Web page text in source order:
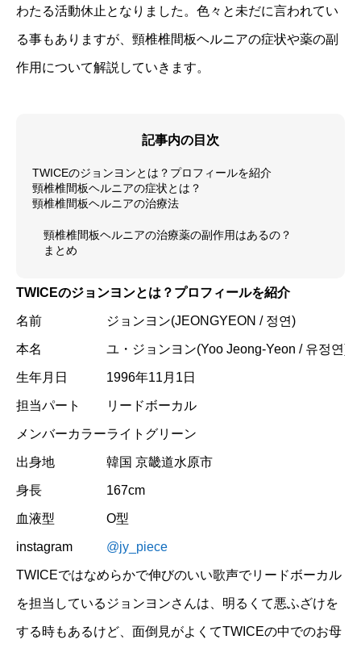
わたる活動休止となりました。色々と未だに言われてい
る事もありますが、頸椎椎間板ヘルニアの症状や薬の副
作用について解説していきます。
記事内の目次
TWICEのジョンヨンとは？プロフィールを紹介
頸椎椎間板ヘルニアの症状とは？
頸椎椎間板ヘルニアの治療法
頸椎椎間板ヘルニアの治療薬の副作用はあるの？
まとめ
TWICEのジョンヨンとは？プロフィールを紹介
名前 ジョンヨン(JEONGYEON / 정연)
本名 ユ・ジョンヨン(Yoo Jeong-Yeon / 유정연)
生年月日 1996年11月1日
担当パート リードボーカル
メンバーカラーライトグリーン
出身地 韓国 京畿道水原市
身長 167cm
血液型 O型
instagram @jy_piece
TWICEではなめらかで伸びのいい歌声でリードボーカル
を担当しているジョンヨンさんは、明るくて悪ふざけを
する時もあるけど、面倒見がよくてTWICEの中でのお母